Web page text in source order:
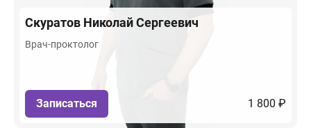
Скуратов Николай Сергеевич
Врач-проктолог
Записаться 1 800 ₽